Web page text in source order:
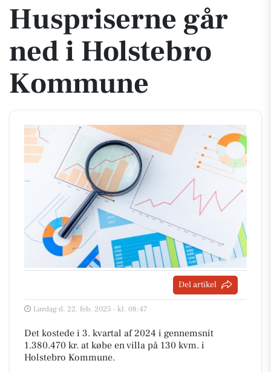
Huspriserne går
ned i Holstebro
Kommune
Del artikel
Lørdag d. 22. feb. 2025 - kl. 08:47
Det kostede i 3. kvartal af 2024 i gennemsnit
1.380.470 kr. at købe en villa på 130 kvm. i
Holstebro Kommune.